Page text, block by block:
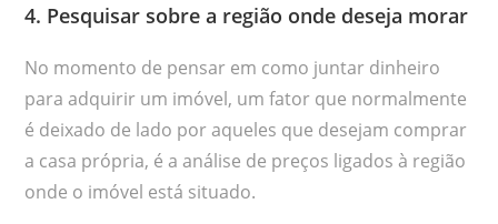
4. Pesquisar sobre a região onde deseja morar
No momento de pensar em como juntar dinheiro
para adquirir um imóvel, um fator que normalmente
é deixado de lado por aqueles que desejam comprar
a casa própria, é a análise de preços ligados à região
onde o imóvel está situado.